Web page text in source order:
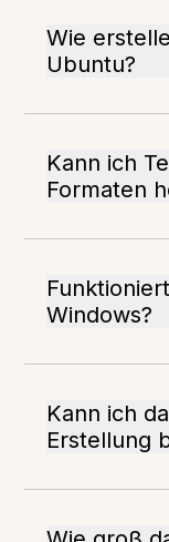
Wie
Ubuntu?
Kann ich
Formaten
Windows?
Kann ich
Erstellung